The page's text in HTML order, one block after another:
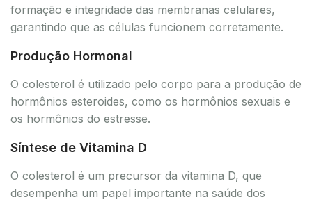
formação e integridade das membranas celulares,
garantindo que as células funcionem corretamente.
Produção Hormonal
O colesterol é utilizado pelo corpo para a produção de
hormônios esteroides, como os hormônios sexuais e
os hormônios do estresse.
Síntese de Vitamina D
O colesterol é um precursor da vitamina D, que
desempenha um papel importante na saúde dos